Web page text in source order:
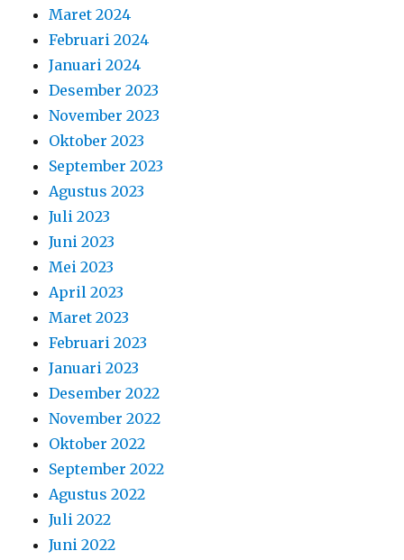
Maret 2024
Februari 2024
Januari 2024
Desember 2023
November 2023
Oktober 2023
September 2023
Agustus 2023
Juli 2023
Juni 2023
Mei 2023
April 2023
Maret 2023
Februari 2023
Januari 2023
Desember 2022
November 2022
Oktober 2022
September 2022
Agustus 2022
Juli 2022
Juni 2022